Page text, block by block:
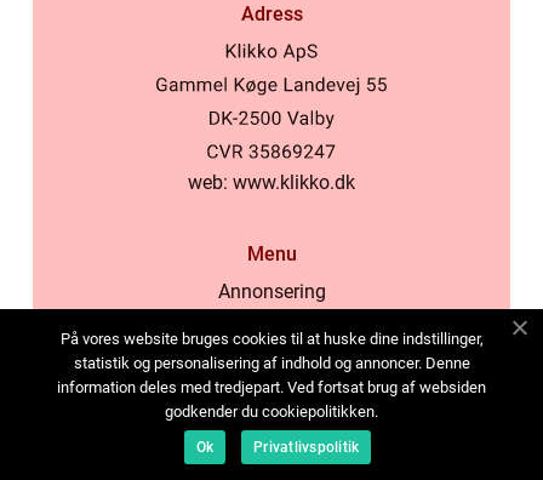
Adress
web: www.klikko.dk
Menu
Annonsering
Cookies
Kontakta oss
Sitemap
På vores website bruges cookies til at huske dine indstillinger,
statistik og personalisering af indhold og annoncer. Denne
information deles med tredjepart. Ved fortsat brug af websiden
godkender du cookiepolitikken.
Ok Privatlivspolitik